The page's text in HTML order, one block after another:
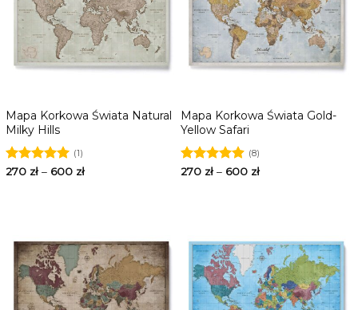
Mapa Korkowa Świata Natural
Milky Hills
Oceniono
(1)
270 zł– 600 zł
Mapa Korkowa Świata Gold-
Yellow Safari
Oceniono
(8)
270 zł– 600 zł